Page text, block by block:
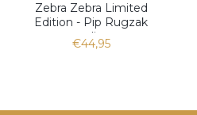
Zebra Zebra Limited
Edition - Pip Rugzak
medium
€44,95